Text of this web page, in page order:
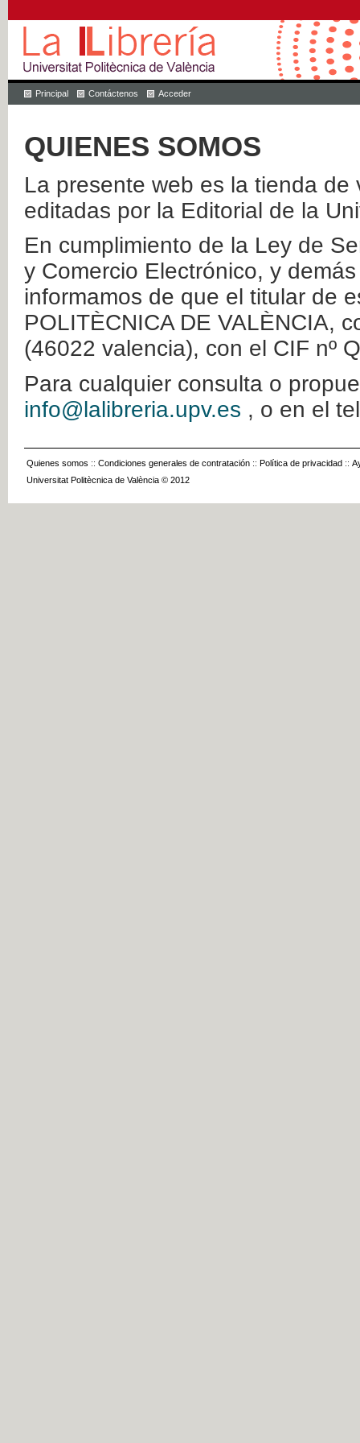
Principal Contáctenos Acceder
QUIENES SOMOS
La presente web es la tienda
editadas por la Editorial de la
En cumplimiento de la Ley de
y Comercio Electrónico, y
informamos de que el titular de
POLITÈCNICA DE VALÈNCIA,
(46022 valencia), con el CIF nº
Para cualquier consulta o
info@lalibreria.upv.es , o en el
Quienes somos :: Condiciones generales de contratación :: Política de privacidad ::
Universitat Politècnica de València © 2012